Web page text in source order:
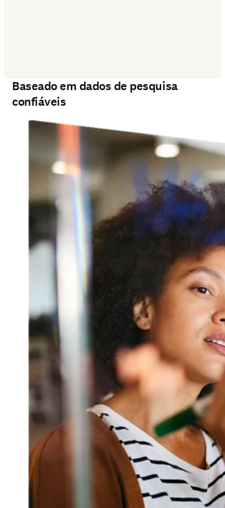
Baseado em dados de pesquisa
confiáveis